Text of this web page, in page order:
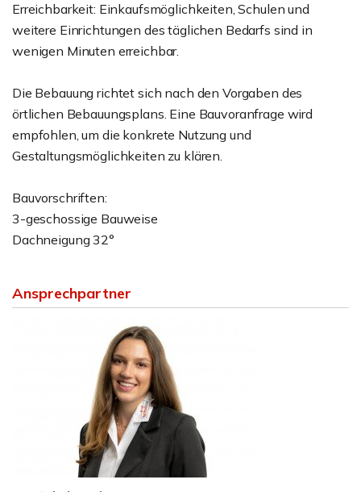
Erreichbarkeit: Einkaufsmöglichkeiten, Schulen und
weitere Einrichtungen des täglichen Bedarfs sind in
wenigen Minuten erreichbar.
Die Bebauung richtet sich nach den Vorgaben des
örtlichen Bebauungsplans. Eine Bauvoranfrage wird
empfohlen, um die konkrete Nutzung und
Gestaltungsmöglichkeiten zu klären.
Bauvorschriften:
3-geschossige Bauweise
Dachneigung 32°
Ansprechpartner